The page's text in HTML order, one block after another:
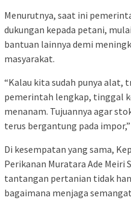
Menurutnya, saat ini
dukungan kepada petani,
bantuan lainnya demi
masyarakat.
“Kalau kita sudah punya alat,
pemerintah lengkap, tinggal
menanam. Tujuannya agar
terus bergantung pada
Di kesempatan yang sama,
Perikanan Muratara Ade Meiri
tantangan pertanian tidak
bagaimana menjaga